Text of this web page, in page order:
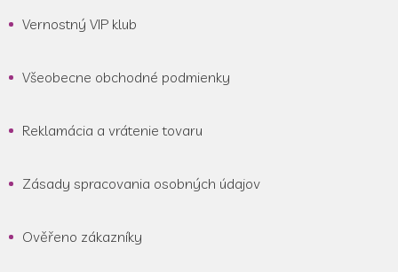
Vernostný VIP klub
Všeobecne obchodné podmienky
Reklamácia a vrátenie tovaru
Zásady spracovania osobných údajov
Ověřeno zákazníky